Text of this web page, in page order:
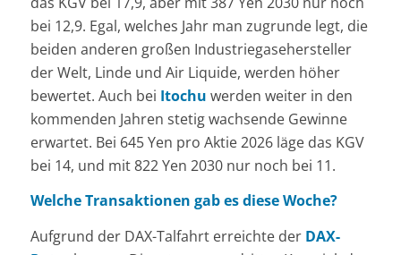
bei 12,9. Egal, welches Jahr man zugrunde legt, die
beiden anderen großen Industriegasehersteller
der Welt, Linde und Air Liquide, werden höher
bewertet. Auch bei Itochu werden weiter in den
kommenden Jahren stetig wachsende Gewinne
erwartet. Bei 645 Yen pro Aktie 2026 läge das KGV
bei 14, und mit 822 Yen 2030 nur noch bei 11.
Welche Transaktionen gab es diese Woche?
Aufgrund der DAX-Talfahrt erreichte der DAX-